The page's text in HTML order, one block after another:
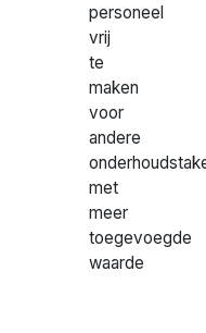
personeel
vrij
te
maken
voor
andere
met
meer
toegevoegde
waarde